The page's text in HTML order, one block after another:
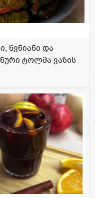
წვნიანი და
ტოლმა ვაზის